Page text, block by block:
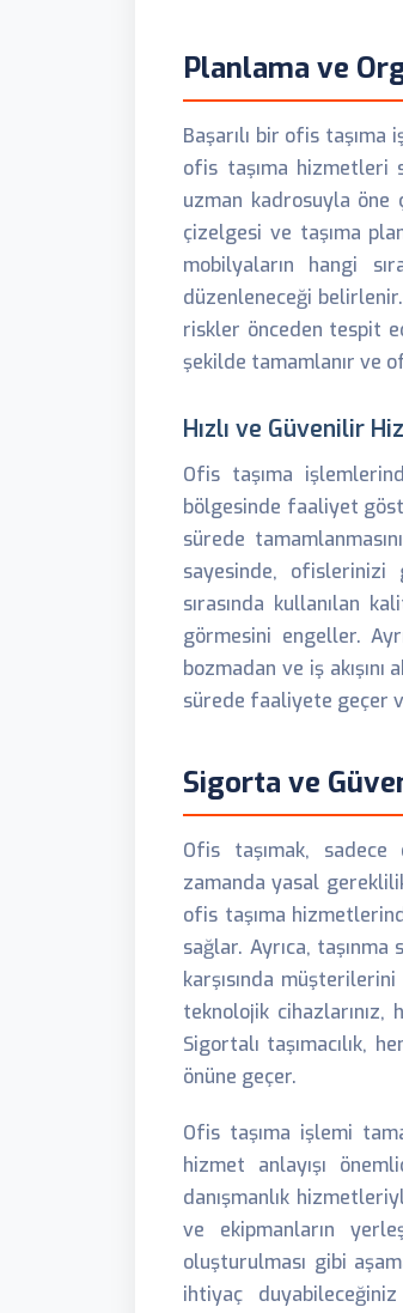
Planlama ve
Başarılı bir ofis
ofis taşıma hizmetleri
uzman kadrosuyla öne
çizelgesi ve taşıma
mobilyaların hangi
düzenleneceği
riskler önceden tespit
şekilde tamamlanır ve
Hızlı ve Güvenilir
Ofis taşıma
bölgesinde faaliyet
sürede
sayesinde, ofislerinizi
sırasında kullanılan
görmesini engeller.
bozmadan ve iş
sürede faaliyete geçer
Sigorta ve
Ofis taşımak, sadece
zamanda yasal
ofis taşıma
sağlar. Ayrıca,
karşısında
teknolojik
Sigortalı taşımacılık,
önüne geçer.
Ofis taşıma işlemi
hizmet anlayışı
danışmanlık
ve ekipmanların
oluşturulması gibi
ihtiyaç